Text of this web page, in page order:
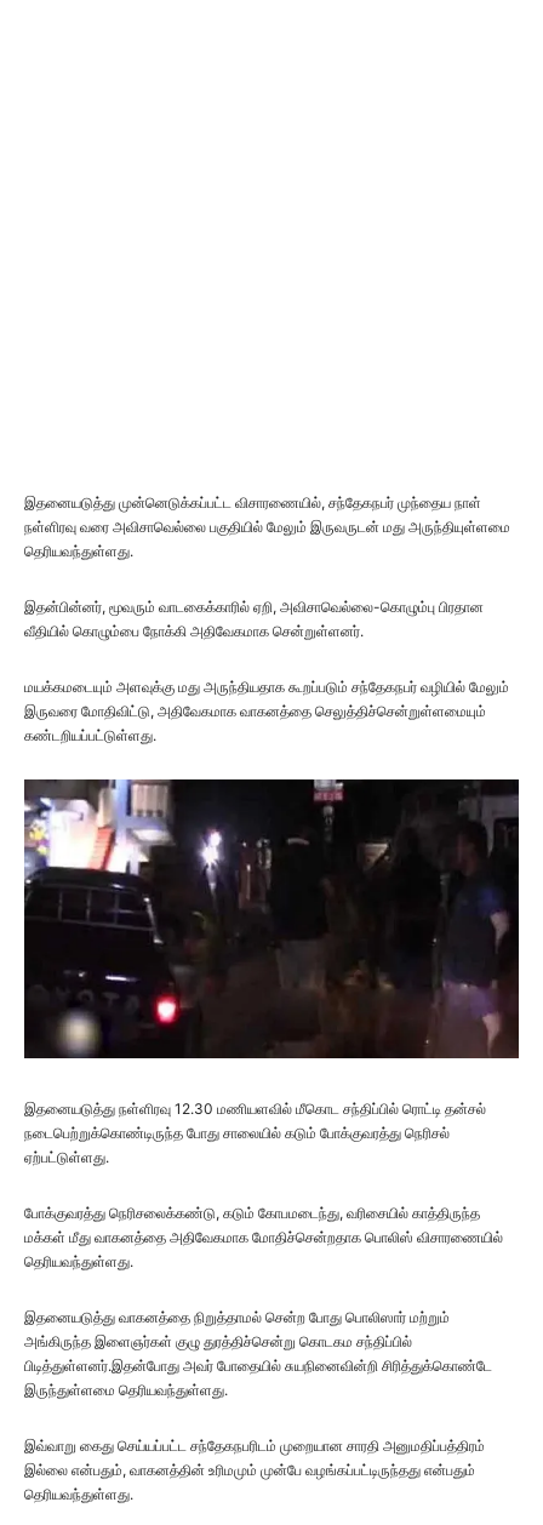
இதனையடுத்து முன்னெடுக்கப்பட்ட விசாரணையில், சந்தேகநபர் முந்தைய நாள்
நள்ளிரவு வரை அவிசாவெல்லை பகுதியில் மேலும் இருவருடன் மது அருந்தியுள்ளமை
தெரியவந்துள்ளது.
இதன்பின்னர், மூவரும் வாடகைக்காரில் ஏறி, அவிசாவெல்லை-கொழும்பு பிரதான
வீதியில் கொழும்பை நோக்கி அதிவேகமாக சென்றுள்ளனர்.
மயக்கமடையும் அளவுக்கு மது அருந்தியதாக கூறப்படும் சந்தேகநபர் வழியில் மேலும்
இருவரை மோதிவிட்டு, அதிவேகமாக வாகனத்தை செலுத்திச்சென்றுள்ளமையும்
கண்டறியப்பட்டுள்ளது.
இதனையடுத்து ​​நள்ளிரவு 12.30 மணியளவில் மீகொட சந்திப்பில் ரொட்டி தன்சல்
நடைபெற்றுக்கொண்டிருந்த போது சாலையில் கடும் போக்குவரத்து நெரிசல்
ஏற்பட்டுள்ளது.
போக்குவரத்து நெரிசலைக்கண்டு, கடும் கோபமடைந்து, வரிசையில் காத்திருந்த
மக்கள் மீது வாகனத்தை அதிவேகமாக மோதிச்சென்றதாக பொலிஸ் விசாரணையில்
தெரியவந்துள்ளது.
இதனையடுத்து வாகனத்தை நிறுத்தாமல் சென்ற போது பொலிஸார் மற்றும்
அங்கிருந்த இளைஞர்கள் குழு துரத்திச்சென்று கொடகம சந்திப்பில்
பிடித்துள்ளனர்.இதன்போது அவர் போதையில் சுயநினைவின்றி சிரித்துக்கொண்டே
இருந்துள்ளமை தெரியவந்துள்ளது.
இவ்வாறு கைது செய்யப்பட்ட சந்தேகநபரிடம் முறையான சாரதி அனுமதிப்பத்திரம்
இல்லை என்பதும், வாகனத்தின் உரிமமும் முன்பே வழங்கப்பட்டிருந்தது என்பதும்
தெரியவந்துள்ளது.